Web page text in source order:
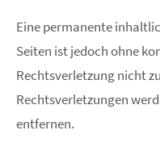
Eine permanente
Seiten ist jedoch ohne
Rechtsverletzung nicht
Rechtsverletzungen
entfernen.